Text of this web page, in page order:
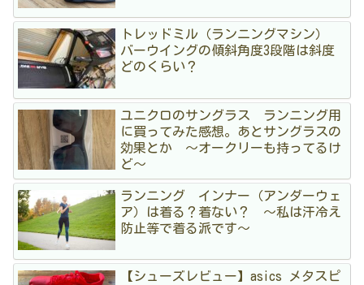
トレッドミル（ランニングマシン）
バーウイングの傾斜角度3段階は斜度
どのくらい？
ユニクロのサングラス ランニング用
に買ってみた感想。あとサングラスの
効果とか 〜オークリーも持ってるけ
ど〜
ランニング インナー（アンダーウェ
ア）は着る？着ない？ 〜私は汗冷え
防止等で着る派です〜
【シューズレビュー】asics メタスピ